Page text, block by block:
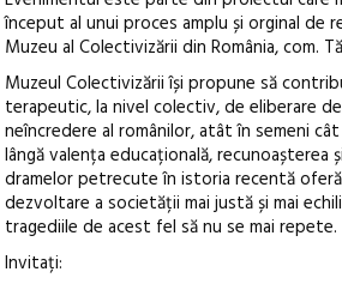
început al unui proces amplu și orginal de
Muzeu al Colectivizării din România, com.
Muzeul Colectivizării își propune să
terapeutic, la nivel colectiv, de eliberare
neîncredere al românilor, atât în semeni
lângă valența educațională, recunoașterea
dramelor petrecute în istoria recentă
dezvoltare a societății mai justă și mai
tragediile de acest fel să nu se mai repete.
Invitați: